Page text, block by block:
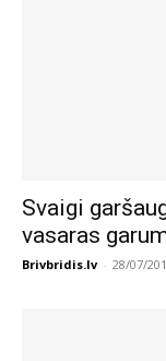
Svaigi
vasaras
Brivbridis.lv - 28/07/